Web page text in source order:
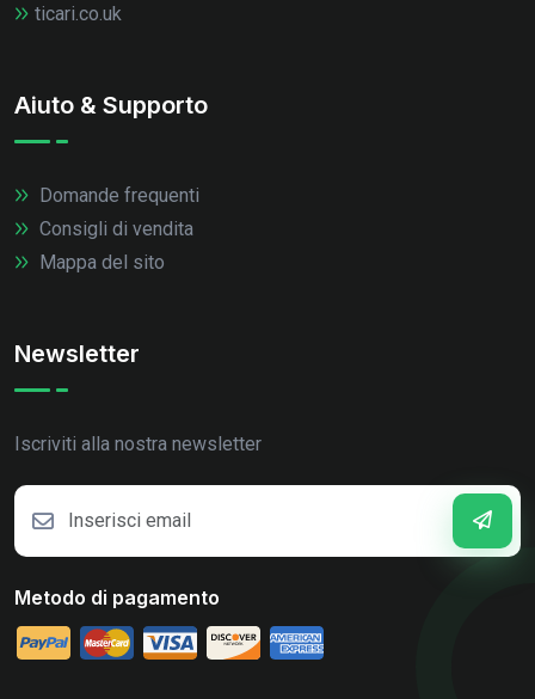
ticari.co.uk
Aiuto & Supporto
Domande frequenti
Consigli di vendita
Mappa del sito
Newsletter
Iscriviti alla nostra newsletter
Metodo di pagamento